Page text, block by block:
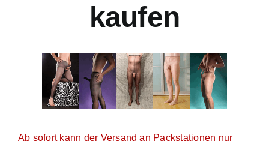
kaufen
Ab sofort kann der Versand an Packstationen nur